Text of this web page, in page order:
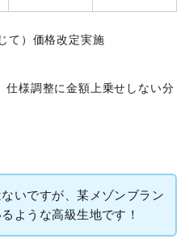
て）価格改定実施
様調整に金額上乗せしない分
いですが、某メゾンブラン
ような高級生地です！